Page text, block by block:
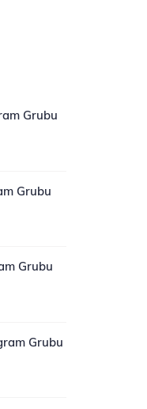
Grubu
Grubu
Grubu
Grubu